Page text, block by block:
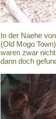
In der Naehe
(Old Mogo
waren zwar
dann doch